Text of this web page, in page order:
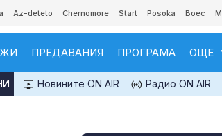
Az-deteto Chernomore Start Posoka Boec
ПРЕДАВАНИЯ ПРОГРАМА ОЩЕ
Новините ON AIR Радио ON AIR